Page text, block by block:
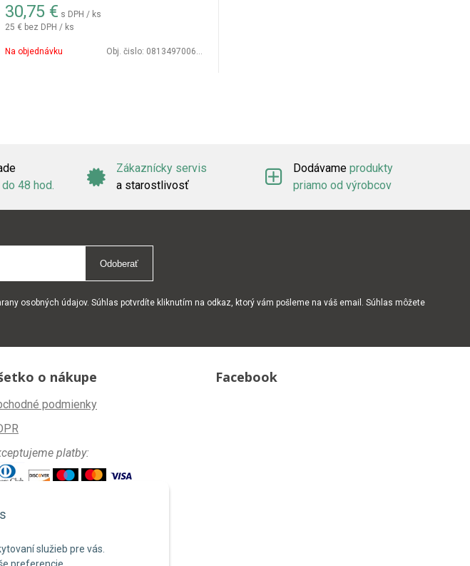
služieb pre vás.
30,75 € s DPH / ks
25 € bez DPH / ks
Na objednávku Obj. čislo: 0813497006154
48 hod.
Zákaznícky servis
a starostlivosť
Dodávame produkty
priamo od výrobcov
Odoberať
osobných údajov. Súhlas potvrdíte kliknutím na odkaz, ktorý vám pošleme na váš email. Súhlas môžete
o nákupe
podmienky
platby:
Facebook